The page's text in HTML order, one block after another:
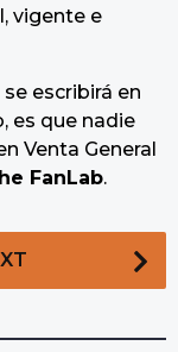
vigente e
escribirá en
es que nadie
Venta General
FanLab.